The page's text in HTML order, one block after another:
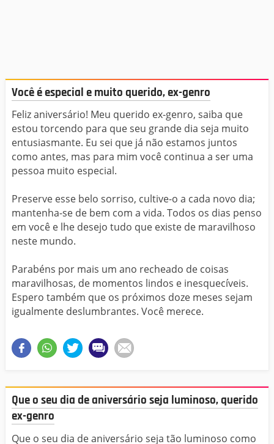
Você é especial e muito querido, ex-genro
Feliz aniversário! Meu querido ex-genro, saiba que
estou torcendo para que seu grande dia seja muito
entusiasmante. Eu sei que já não estamos juntos
como antes, mas para mim você continua a ser uma
pessoa muito especial.
Preserve esse belo sorriso, cultive-o a cada novo dia;
mantenha-se de bem com a vida. Todos os dias penso
em você e lhe desejo tudo que existe de maravilhoso
neste mundo.
Parabéns por mais um ano recheado de coisas
maravilhosas, de momentos lindos e inesquecíveis.
Espero também que os próximos doze meses sejam
igualmente deslumbrantes. Você merece.
Que o seu dia de aniversário seja luminoso, querido
ex-genro
Que o seu dia de aniversário seja tão luminoso como